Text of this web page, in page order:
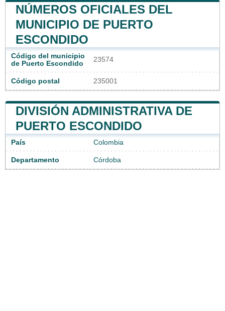
NÚMEROS OFICIALES DEL
MUNICIPIO DE PUERTO
ESCONDIDO
Código del municipio
de Puerto Escondido
23574
Código postal 235001
DIVISIÓN ADMINISTRATIVA DE
PUERTO ESCONDIDO
País Colombia
Departamento Córdoba